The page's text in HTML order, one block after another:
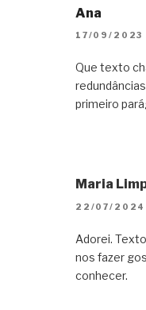
Ana
17/09/2023
Que texto
primeiro
Maria
22/07/2024
Adorei.
nos fazer
conhecer.